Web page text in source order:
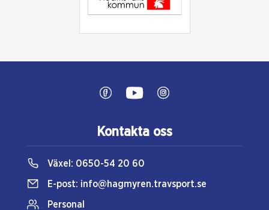
Kontakta oss
Växel: 0650-54 20 60
E-post: info@hagmyren.travsport.se
Personal